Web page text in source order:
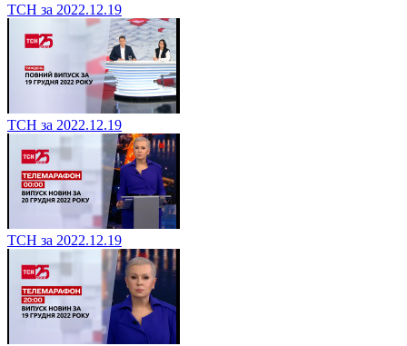
ТСН за 2022.12.19
ТСН за 2022.12.19
ТСН за 2022.12.19